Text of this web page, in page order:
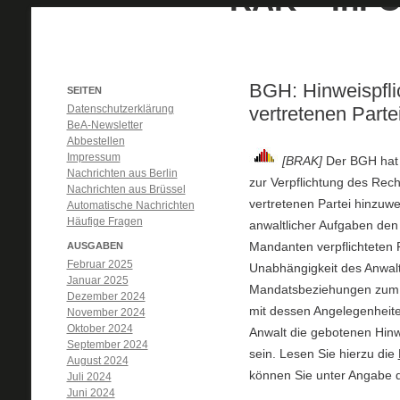
BGH:
vertretenen
[BRAK] Der BGH
zur Verpflichtung des
vertretenen Partei
anwaltlicher Aufgaben
Mandanten verpflichteten
Unabhängigkeit des
Mandatsbeziehungen
mit dessen
Anwalt die gebotenen
sein. Lesen Sie hierzu die
können Sie unter Angabe
SEITEN
Datenschutzerklärung
BeA-Newsletter
Abbestellen
Impressum
Nachrichten aus Berlin
Nachrichten aus Brüssel
Automatische Nachrichten
Häufige Fragen
AUSGABEN
Februar 2025
Januar 2025
Dezember 2024
November 2024
Oktober 2024
September 2024
August 2024
Juli 2024
Juni 2024